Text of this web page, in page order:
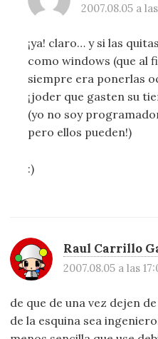
2007.08.05 a
¡ya! claro… y si las
como windows (que al
siempre era ponerlas
¡joder que gasten su
(yo no soy
pero ellos pueden!)
:)
Raul Carrillo
2007.08.05 a las
de que de una vez dejen
de la esquina sea